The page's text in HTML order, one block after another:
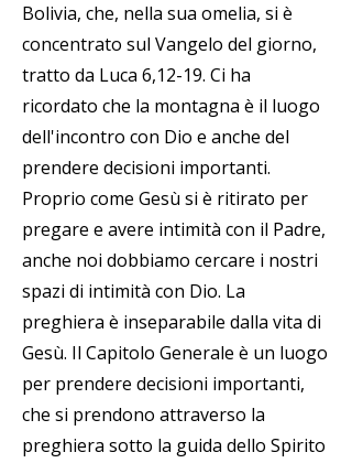
Bolivia, che, nella sua omelia, si è
concentrato sul Vangelo del giorno,
tratto da Luca 6,12-19. Ci ha
ricordato che la montagna è il luogo
dell'incontro con Dio e anche del
prendere decisioni importanti.
Proprio come Gesù si è ritirato per
pregare e avere intimità con il Padre,
anche noi dobbiamo cercare i nostri
spazi di intimità con Dio. La
preghiera è inseparabile dalla vita di
Gesù. Il Capitolo Generale è un luogo
per prendere decisioni importanti,
che si prendono attraverso la
preghiera sotto la guida dello Spirito